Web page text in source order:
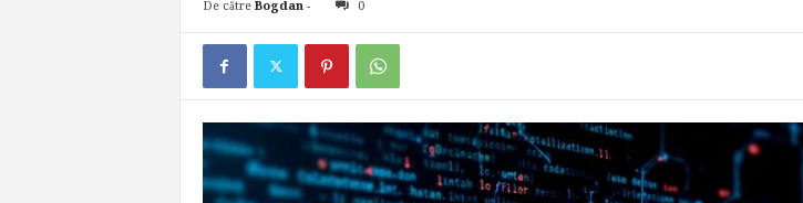
De către Bogdan- 0